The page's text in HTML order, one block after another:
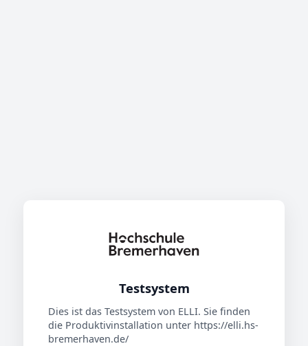
Testsystem
Dies ist das Testsystem von ELLI. Sie finden
die Produktivinstallation unter https://elli.hs-
bremerhaven.de/